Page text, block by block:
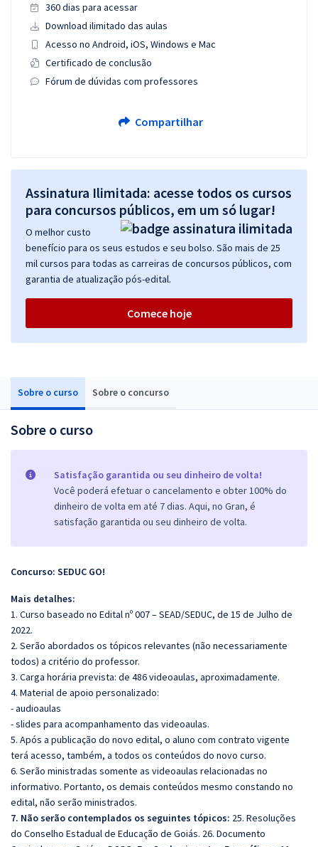
Sobre o curso Sobre o concurso
Sobre o curso
Satisfação garantida ou seu dinheiro de volta!
Você poderá efetuar o cancelamento e obter 100% do
dinheiro de volta em até 7 dias. Aqui, no Gran, é
satisfação garantida ou seu dinheiro de volta.
Concurso: SEDUC GO!
Mais detalhes:
1. Curso baseado no Edital nº 007 – SEAD/SEDUC, de 15 de Julho de
2022.
2. Serão abordados os tópicos relevantes (não necessariamente
todos) a critério do professor.
3. Carga horária prevista: de 486 videoaulas, aproximadamente.
4. Material de apoio personalizado:
- audioaulas
- slides para acompanhamento das videoaulas.
5. Após a publicação do novo edital, o aluno com contrato vigente
terá acesso, também, a todos os conteúdos do novo curso.
6. Serão ministradas somente as videoaulas relacionadas no
informativo. Portanto, os demais conteúdos mesmo constando no
edital, não serão ministrados.
7. Não serão contemplados os seguintes tópicos: 25. Resoluções
do Conselho Estadual de Educação de Goiás. 26. Documento
360 dias para acessar
Download ilimitado das aulas
Acesso no Android, iOS, Windows e Mac
Certificado de conclusão
Fórum de dúvidas com professores
Compartilhar
Assinatura Ilimitada: acesse todos os cursos
para concursos públicos, em um só lugar!
O melhor custo
benefício para os seus estudos e seu bolso. São mais de 25
mil cursos para todas as carreiras de concursos públicos, com
garantia de atualização pós-edital.
Comece hoje